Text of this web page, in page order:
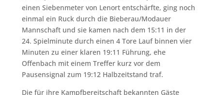
einen Siebenmeter von Lenort entschärfte, ging noch
einmal ein Ruck durch die Bieberau/Modauer
Mannschaft und sie kamen nach dem 15:11 in der
24. Spielminute durch einen 4 Tore Lauf binnen vier
Minuten zu einer klaren 19:11 Führung, ehe
Offenbach mit einem Treffer kurz vor dem
Pausensignal zum 19:12 Halbzeitstand traf.
Die für ihre Kampfbereitschaft bekannten Gäste